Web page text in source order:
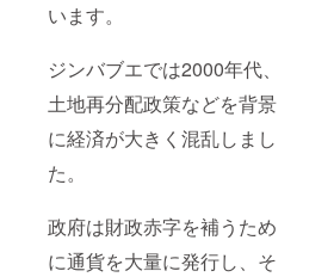
います。
ジンバブエでは2000年代、
土地再分配政策などを背景
に経済が大きく混乱しまし
た。
政府は財政赤字を補うため
に通貨を大量に発行し、そ